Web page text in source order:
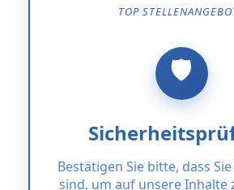
TOP
Bestätigen Sie bitte, dass
sind, um auf unsere Inhalte